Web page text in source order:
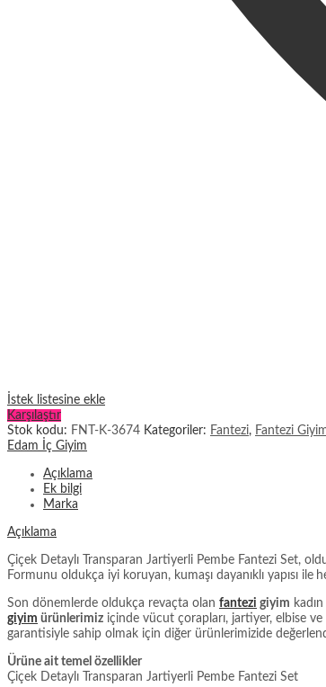
İstek listesine ekle
Karşılaştır
Stok kodu: FNT-K-3674 Kategoriler: Fantezi, Fantezi
Edam İç Giyim
Açıklama
Ek bilgi
Marka
Açıklama
Çiçek Detaylı Transparan Jartiyerli Pembe Fantezi Set,
Formunu oldukça iyi koruyan, kumaşı dayanıklı yapısı ile
Son dönemlerde oldukça revaçta olan fantezi giyim
giyim ürünlerimiz içinde vücut çorapları, jartiyer, elbise
garantisiyle sahip olmak için diğer ürünlerimizide
Ürüne ait temel özellikler
Çiçek Detaylı Transparan Jartiyerli Pembe Fantezi Set